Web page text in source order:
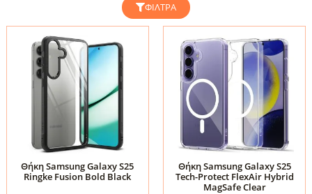
ΦΊΛΤΡΑ
Θήκη Samsung Galaxy S25
Ringke Fusion Bold Black
Θήκη Samsung Galaxy S25
Tech-Protect FlexAir Hybrid
MagSafe Clear